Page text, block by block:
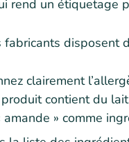
rend un étiquetage
fabricants disposent
clairement
contient du
» comme